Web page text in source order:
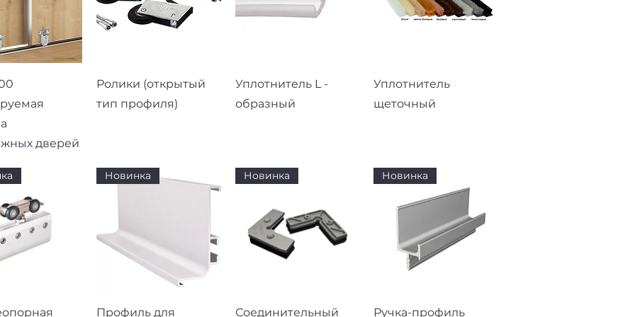
просмотр
дверей
Быстрый просмотр
Ролики (открытый
тип профиля)
Быстрый просмотр
Уплотнитель L -
образный
Быстрый просмотр
Уплотнитель
щеточный
просмотр Быстрый просмотр
Новинка
Профиль для Быстрый просмотр
Новинка
Соединительный Быстрый просмотр
Новинка
Ручка-профиль